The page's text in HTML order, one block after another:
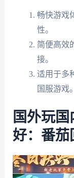
畅快游戏
性。
简便高效
接。
适用于多
国服游戏。
国外玩
好：番茄